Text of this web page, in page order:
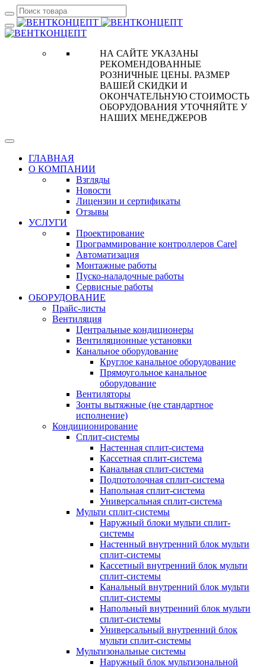
НА САЙТЕ УКАЗАНЫ
РЕКОМЕНДОВАННЫЕ
РОЗНИЧНЫЕ ЦЕНЫ. РАЗМЕР
ВАШЕЙ СКИДКИ И
ОКОНЧАТЕЛЬНУЮ СТОИМОСТЬ
ОБОРУДОВАНИЯ УТОЧНЯЙТЕ У
НАШИХ МЕНЕДЖЕРОВ
ГЛАВНАЯ
О КОМПАНИИ
Взгляды
Новости
Лицензии и сертификаты
Отзывы
УСЛУГИ
Проектирование
Программирование контроллеров Carel
Автоматизация
Монтажные работы
Пуско-наладочные работы
Сервисные работы
ОБОРУДОВАНИЕ
Прайс-листы
Вентиляция
Центральные кондиционеры
Вентиляционные установки
Канальное оборудование
Круглое канальное оборудование
Прямоугольное канальное
оборудование
Вентиляторы
Зонты вытяжные (не стандартное
исполнение)
Кондиционирование
Сплит-системы
Настенная сплит-система
Кассетная сплит-система
Канальная сплит-система
Подпотолочная сплит-система
Напольная сплит-система
Универсальная сплит-система
Мульти сплит-системы
Наружный блоки мульти сплит-
системы
Настенный внутренний блок мульти
сплит-системы
Кассетный внутренний блок мульти
сплит-системы
Канальный внутренний блок мульти
сплит-системы
Напольный внутренний блок мульти
сплит-системы
Универсальный внутренний блок
мульти сплит-системы
Мультизональные системы
Наружный блок мультизональной